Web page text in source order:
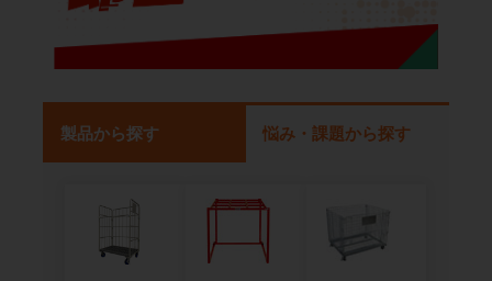
製品から探す 悩み・課題から探す